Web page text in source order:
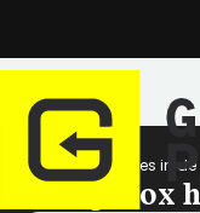
Home Locaties in de